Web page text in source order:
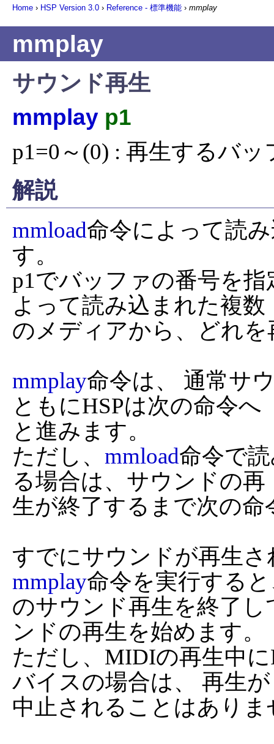
Home › HSP Version 3.0 › Reference - 標準機能 › mmplay
mmplay
サウンド再生
mmplay p1
p1=0～(0) : 再生するバッ
解説
mmload命令によって読
す。
p1でバッファの番号を
よって読み込まれた複数
のメディアから、どれ
mmplay命令は、 通常サ
ともにHSPは次の命令へ
と進みます。
ただし、 mmload命令で
る場合は、サウンドの再
生が終了するまで次の
すでにサウンドが再生
mmplay命令を実行する
のサウンド再生を終了
ンドの再生を始めます。
ただし、MIDIの再生中
バイスの場合は、 再生が
中止されることはありま